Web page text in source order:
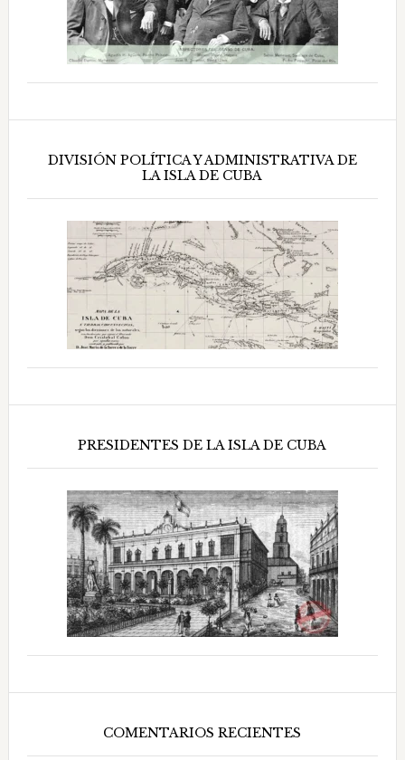
DIVISIÓN POLÍTICA Y ADMINISTRATIVA DE
LA ISLA DE CUBA
PRESIDENTES DE LA ISLA DE CUBA
COMENTARIOS RECIENTES